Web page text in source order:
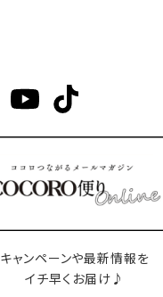
キャンペーンや最新情報を
イチ早くお届け♪